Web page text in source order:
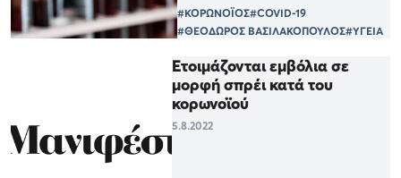
#ΚΟΡΩΝΟΪΟΣ#COVID-19
#ΘΕΟΔΩΡΟΣ ΒΑΣΙΛΑΚΟΠΟΥΛΟΣ#ΥΓΕΙΑ
Ετοιμάζονται εμβόλια σε
μορφή σπρέι κατά του
κορωνοϊού
5.8.2022